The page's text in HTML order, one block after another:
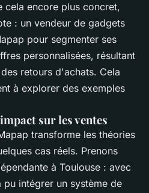
cela encore plus concret,
: un vendeur de gadgets
pour segmenter ses
personnalisées, résultant
retours d'achats. Cela
à explorer des exemples
sur les ventes
transforme les théories
cas réels. Prenons
à Toulouse : avec
intégrer un système de